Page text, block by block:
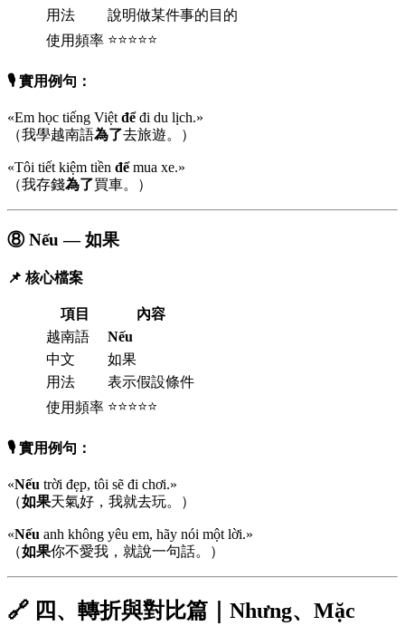
用法
說明做某件事的目的
使用頻率 ⭐⭐⭐⭐⭐
🎙️ 實用例句：
«Em học tiếng Việt đểđi du lịch.»
（我學越南語為了去旅遊。）
«Tôi tiết kiệm tiền đểmua xe.»
（我存錢為了買車。）
⑧ Nếu — 如果
📌 核心檔案
項目
內容
越南語
Nếu
中文
如果
用法
表示假設條件
使用頻率 ⭐⭐⭐⭐⭐
🎙️ 實用例句：
«Nếu trời đẹp, tôi sẽ đi chơi.»
（如果天氣好，我就去玩。）
«Nếu anh không yêu em, hãy nói một lời.»
（如果你不愛我，就說一句話。）
🔗 四、轉折與對比篇｜Nhưng、Mặc